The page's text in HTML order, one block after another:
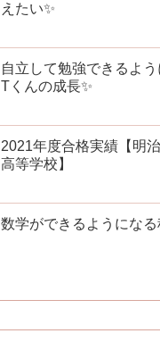
えたい✨
自立して勉強できるよ
Tくんの成長✨
2021年度合格実績【明
高等学校】
数学ができるようになる